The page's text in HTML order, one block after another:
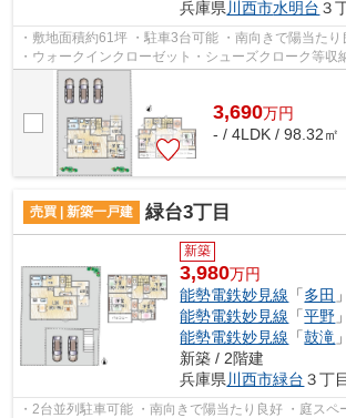
兵庫県 川西市水明台 ３
・敷地面積約61坪 ・駐車3台可能 ・南向きで陽当た
・ウォークインクローゼット・シューズクローク等収
・浴室乾燥機等設備充実の新築一...
3,690万円
- / 4LDK / 98.32㎡
売買 | 新築一戸建 緑台3丁目
新築
3,980万円
能勢電鉄妙見線 「多田
能勢電鉄妙見線 「平野
能勢電鉄妙見線 「鼓滝
新築 / 2階建
兵庫県 川西市緑台 ３丁
・2台並列駐車可能 ・南向きで陽当たり良好 ・庭スペ